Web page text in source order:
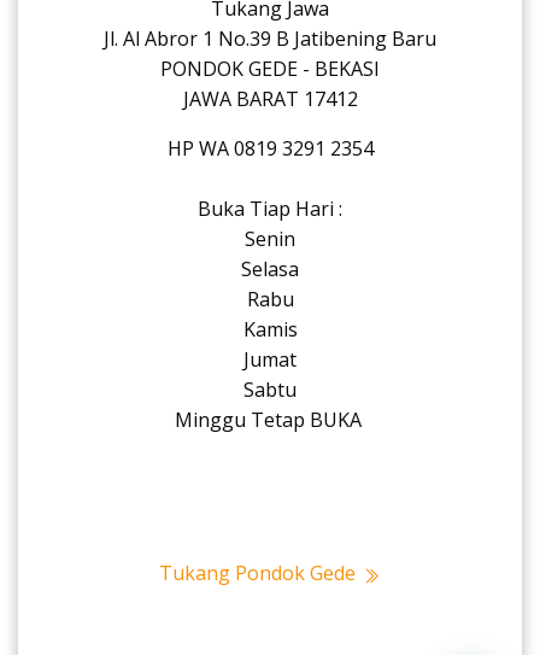
Tukang Jawa
Jl. Al Abror 1 No.39 B Jatibening Baru
PONDOK GEDE - BEKASI
JAWA BARAT 17412
HP WA 0819 3291 2354
Buka Tiap Hari :
Senin
Selasa
Rabu
Kamis
Jumat
Sabtu
Minggu Tetap BUKA
Tukang Pondok Gede